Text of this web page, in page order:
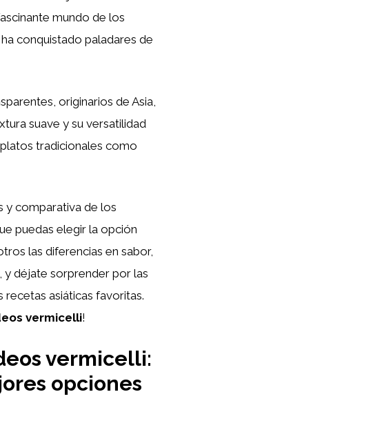
mundo de los
conquistado paladares de
originarios de Asia,
suave y su versatilidad
tradicionales como
y comparativa de los
puedas elegir la opción
las diferencias en sabor,
y déjate sorprender por las
asiáticas favoritas.
vermicelli!
vermicelli:
opciones